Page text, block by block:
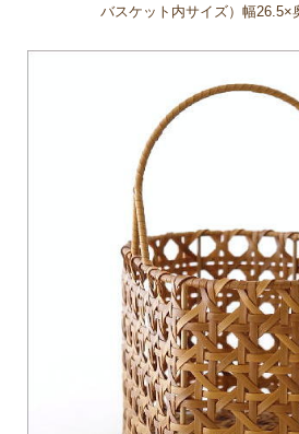
バスケット内サイズ）幅26.5×